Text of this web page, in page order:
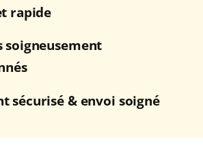
rapide
soigneusement
sécurisé & envoi soigné